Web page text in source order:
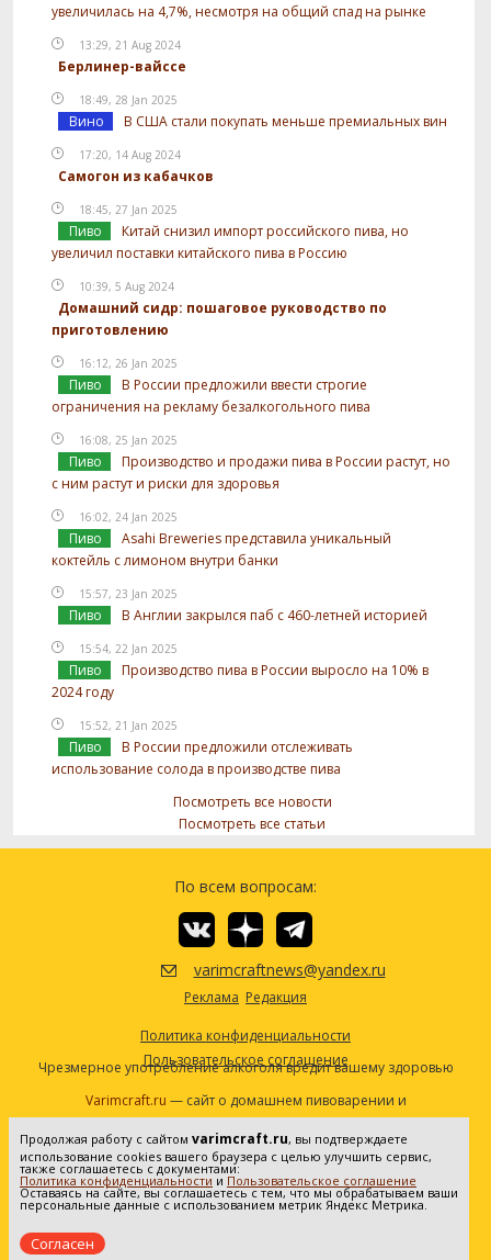
увеличилась на 4,7%, несмотря на общий спад на рынке
13:29, 21 Aug 2024
Берлинер-вайссе
18:49, 28 Jan 2025
Вино В США стали покупать меньше премиальных вин
17:20, 14 Aug 2024
Самогон из кабачков
18:45, 27 Jan 2025
Пиво
Китай снизил импорт российского пива, но
увеличил поставки китайского пива в Россию
10:39, 5 Aug 2024
Домашний сидр: пошаговое руководство по
приготовлению
16:12, 26 Jan 2025
Пиво
В России предложили ввести строгие
ограничения на рекламу безалкогольного пива
16:08, 25 Jan 2025
Пиво
Производство и продажи пива в России растут, но
с ним растут и риски для здоровья
16:02, 24 Jan 2025
Пиво
Asahi Breweries представила уникальный
коктейль с лимоном внутри банки
15:57, 23 Jan 2025
Пиво В Англии закрылся паб с 460-летней историей
15:54, 22 Jan 2025
Пиво
Производство пива в России выросло на 10% в
2024 году
15:52, 21 Jan 2025
Пиво
В России предложили отслеживать
использование солода в производстве пива
Посмотреть все новости
Посмотреть все статьи
По всем вопросам:
varimcraftnews@yandex.ru
Реклама Редакция
Политика конфиденциальности
Пользовательское соглашение
Чрезмерное употребление алкоголя вредит вашему здоровью
Varimcraft.ru — сайт о домашнем пивоварении и
самогоноварении.
Сетевое издание «Варимкрафт». Зарегистрировано в
Федеральной службе по надзору в сфере связи, информационных
технологий и массовых коммуникаций (Роскомнадзор). Реестровая
запись ЭЛ No ФС77-80936 от 25.05.2021. Все права защищены. 16+
Продолжая работу с сайтом varimcraft.ru, вы подтверждаете
использование cookies вашего браузера с целью улучшить сервис,
также соглашаетесь с документами:
Политика конфиденциальности и Пользовательское соглашение
Оставаясь на сайте, вы соглашаетесь с тем, что мы обрабатываем ваши
персональные данные с использованием метрик Яндекс Метрика.
Согласен